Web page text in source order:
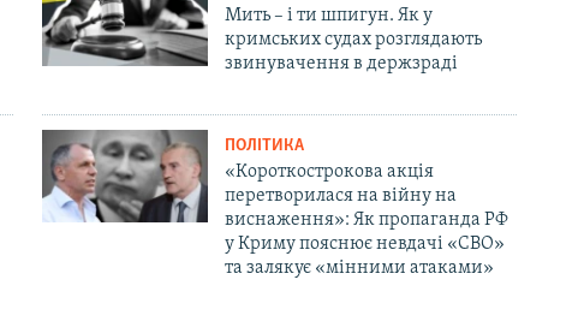
Мить – і ти шпигун. Як у
кримських судах розглядають
звинувачення в держзраді
ПОЛІТИКА
«Короткострокова акція
перетворилася на війну на
виснаження»: Як пропаганда РФ
у Криму пояснює невдачі «СВО»
та залякує «мінними атаками»